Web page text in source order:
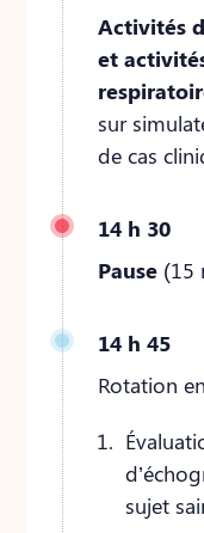
Activités
et
sur
de cas
14 h 30
Pause (15
14 h 45
Rotation
sujet